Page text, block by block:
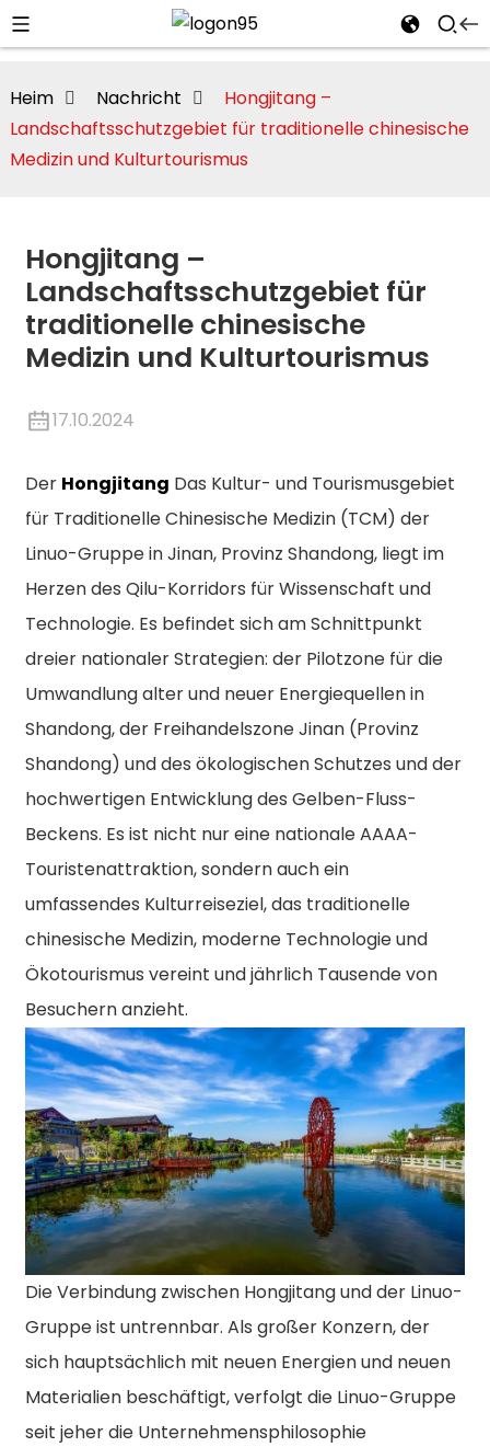
Heim Nachricht
Hongjitang –
Landschaftsschutzgebiet für traditionelle chinesische
Medizin und Kulturtourismus
Hongjitang –
Landschaftsschutzgebiet für
traditionelle chinesische
Medizin und Kulturtourismus
17.10.2024
Der Hongjitang Das Kultur- und Tourismusgebiet
für Traditionelle Chinesische Medizin (TCM) der
Linuo-Gruppe in Jinan, Provinz Shandong, liegt im
Herzen des Qilu-Korridors für Wissenschaft und
Technologie. Es befindet sich am Schnittpunkt
dreier nationaler Strategien: der Pilotzone für die
Umwandlung alter und neuer Energiequellen in
Shandong, der Freihandelszone Jinan (Provinz
Shandong) und des ökologischen Schutzes und der
hochwertigen Entwicklung des Gelben-Fluss-
Beckens. Es ist nicht nur eine nationale AAAA-
Touristenattraktion, sondern auch ein
umfassendes Kulturreiseziel, das traditionelle
chinesische Medizin, moderne Technologie und
Ökotourismus vereint und jährlich Tausende von
Besuchern anzieht.
Die Verbindung zwischen Hongjitang und der Linuo-
Gruppe ist untrennbar. Als großer Konzern, der
sich hauptsächlich mit neuen Energien und neuen
Materialien beschäftigt, verfolgt die Linuo-Gruppe
seit jeher die Unternehmensphilosophie